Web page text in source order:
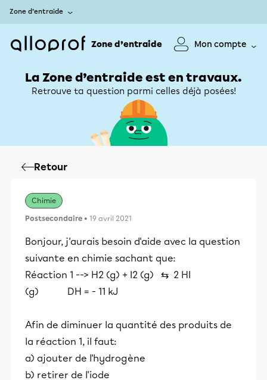
Zone d’entraide
Zone d’entraide Mon compte
La Zone d’entraide est en travaux.
Retrouve ta question parmi celles déjà posées!
Retour
Chimie
Postsecondaire • 19 avril 2021
Bonjour, j'aurais besoin d'aide avec la question
suivante en chimie sachant que:
Réaction 1 --> H2 (g) + I2 (g) ⇆ 2 HI
(g) DH = - 11 kJ
Afin de diminuer la quantité des produits de
la réaction 1, il faut:
a) ajouter de l'hydrogène
b) retirer de l'iode